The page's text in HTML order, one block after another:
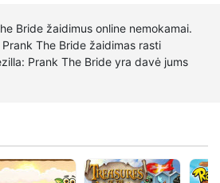
Bride žaidimus online nemokamai.
The Bride žaidimas rasti
Prank The Bride yra davė jums